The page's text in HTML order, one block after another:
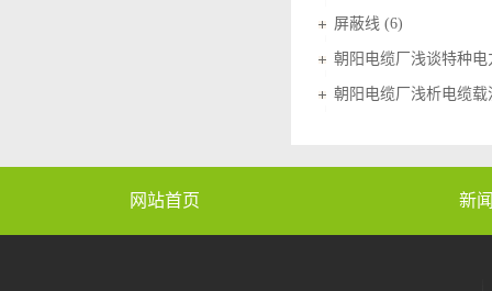
屏蔽线 (6)
朝阳电缆厂浅谈特种
朝阳电缆厂浅析电缆载
网站首页 新